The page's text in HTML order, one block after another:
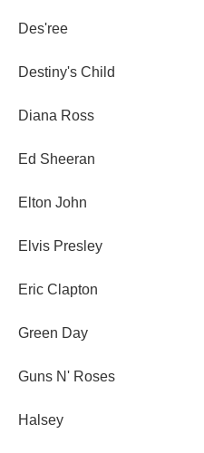
Des'ree
Destiny's Child
Diana Ross
Ed Sheeran
Elton John
Elvis Presley
Eric Clapton
Green Day
Guns N' Roses
Halsey